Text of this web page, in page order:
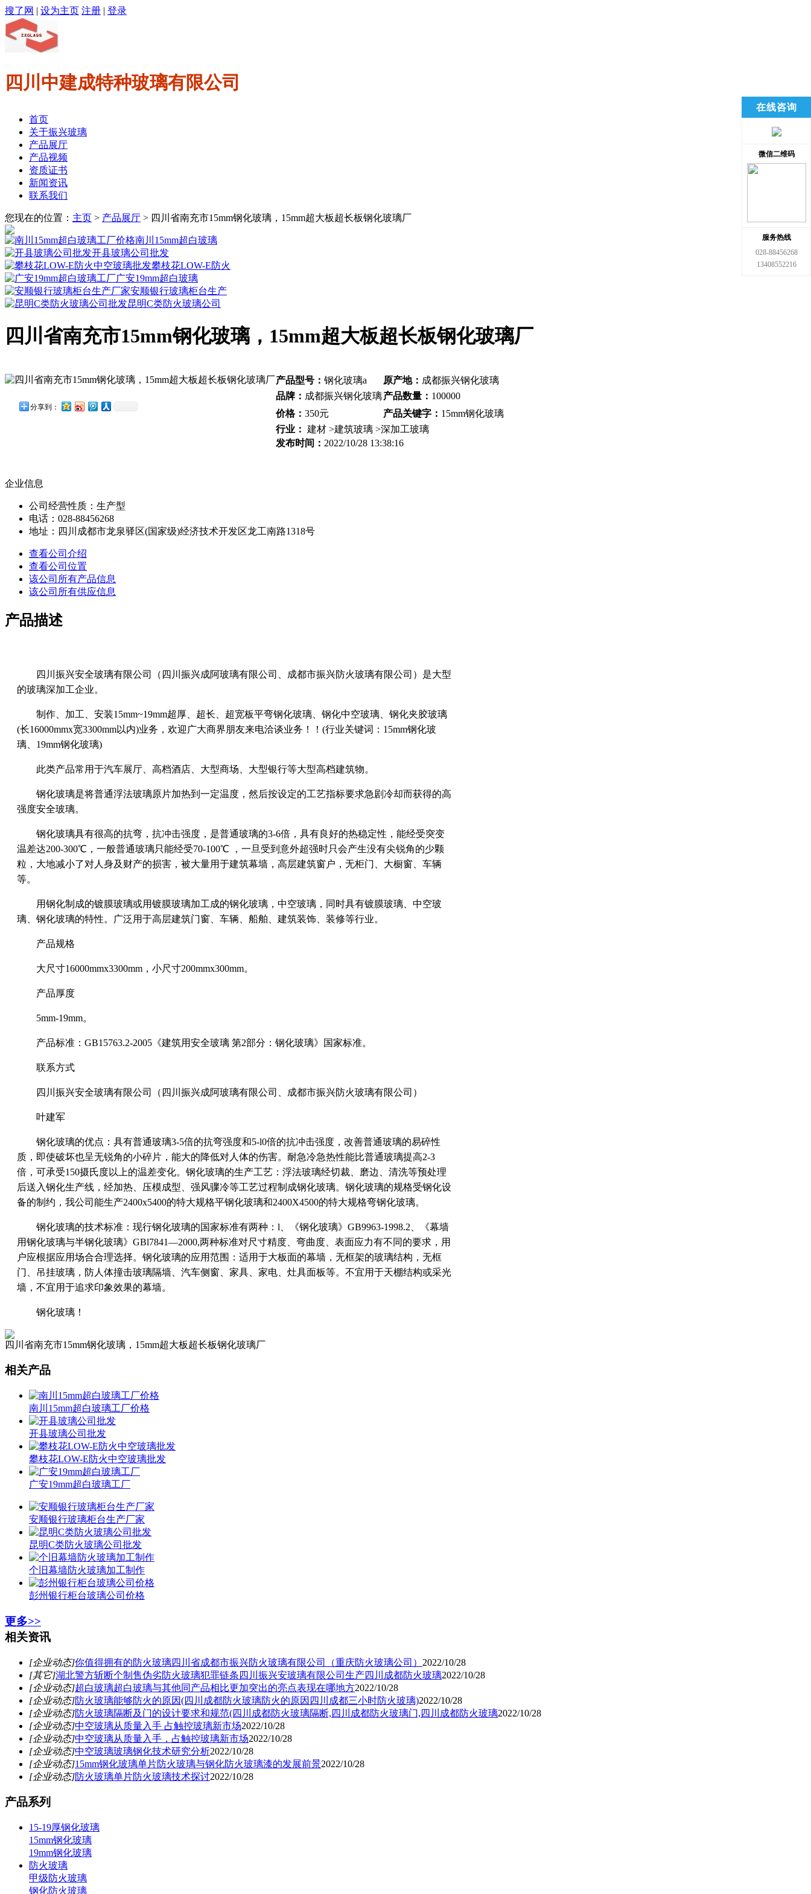
搜了网 | 设为主页 注册 | 登录
四川中建成特种玻璃有限公司
首页
关于振兴玻璃
产品展厅
产品视频
资质证书
新闻资讯
联系我们
您现在的位置： 主页 > 产品展厅 > 四川省南充市15mm钢化玻璃，15mm超大板超长板钢化玻璃厂
南川15mm超白玻璃
开县玻璃公司批发
攀枝花LOW-E防火
广安19mm超白玻璃
安顺银行玻璃柜台生产
昆明C类防火玻璃公司
四川省南充市15mm钢化玻璃，15mm超大板超长板钢化玻璃厂
分享到：
产品型号： 钢化玻璃a 原产地： 成都振兴钢化玻璃
品牌： 成都振兴钢化玻璃产品数量： 100000
价格： 350元 产品关键字： 15mm钢化玻璃
行业： 建材 >建筑玻璃 >深加工玻璃
发布时间： 2022/10/28 13:38:16
企业信息
公司经营性质：生产型
电话：028-88456268
地址：四川成都市龙泉驿区(国家级)经济技术开发区龙工南路1318号
查看公司介绍
查看公司位置
该公司所有产品信息
该公司所有供应信息
产品描述
四川振兴安全玻璃有限公司（四川振兴成阿玻璃有限公司、成都市振兴防火玻璃有限公司）是大型
的玻璃深加工企业。
制作、加工、安装15mm~19mm超厚、超长、超宽板平弯钢化玻璃、钢化中空玻璃、钢化夹胶玻璃
(长16000mmx宽3300mm以内)业务，欢迎广大商界朋友来电洽谈业务！！(行业关键词：15mm钢化玻
璃、19mm钢化玻璃)
此类产品常用于汽车展厅、高档酒店、大型商场、大型银行等大型高档建筑物。
钢化玻璃是将普通浮法玻璃原片加热到一定温度，然后按设定的工艺指标要求急剧冷却而获得的高
强度安全玻璃。
钢化玻璃具有很高的抗弯，抗冲击强度，是普通玻璃的3-6倍，具有良好的热稳定性，能经受突变
温差达200-300℃，一般普通玻璃只能经受70-100℃ ，一旦受到意外超强时只会产生没有尖锐角的少颗
粒，大地减小了对人身及财产的损害，被大量用于建筑幕墙，高层建筑窗户，无柜门、大橱窗、车辆
等。
用钢化制成的镀膜玻璃或用镀膜玻璃加工成的钢化玻璃，中空玻璃，同时具有镀膜玻璃、中空玻
璃、钢化玻璃的特性。广泛用于高层建筑门窗、车辆、船舶、建筑装饰、装修等行业。
产品规格
大尺寸16000mmx3300mm，小尺寸200mmx300mm。
产品厚度
5mm-19mm。
产品标准：GB15763.2-2005《建筑用安全玻璃 第2部分：钢化玻璃》国家标准。
联系方式
四川振兴安全玻璃有限公司（四川振兴成阿玻璃有限公司、成都市振兴防火玻璃有限公司）
叶建军
钢化玻璃的优点：具有普通玻璃3-5倍的抗弯强度和5-l0倍的抗冲击强度，改善普通玻璃的易碎性
质，即使破坏也呈无锐角的小碎片，能大的降低对人体的伤害。耐急冷急热性能比普通玻璃提高2-3
倍，可承受150摄氏度以上的温差变化。钢化玻璃的生产工艺：浮法玻璃经切裁、磨边、清洗等预处理
后送入钢化生产线，经加热、压模成型、强风骤冷等工艺过程制成钢化玻璃。钢化玻璃的规格受钢化设
备的制约，我公司能生产2400x5400的特大规格平钢化玻璃和2400X4500的特大规格弯钢化玻璃。
钢化玻璃的技术标准：现行钢化玻璃的国家标准有两种：l、《钢化玻璃》GB9963-1998.2、《幕墙
用钢化玻璃与半钢化玻璃》GBl7841—2000,两种标准对尺寸精度、弯曲度、表面应力有不同的要求，用
户应根据应用场合合理选择。钢化玻璃的应用范围：适用于大板面的幕墙，无框架的玻璃结构，无框
门、吊挂玻璃，防人体撞击玻璃隔墙、汽车侧窗、家具、家电、灶具面板等。不宜用于天棚结构或采光
墙，不宜用于追求印象效果的幕墙。
钢化玻璃！
四川省南充市15mm钢化玻璃，15mm超大板超长板钢化玻璃厂
相关产品
南川15mm超白玻璃工厂价格
开县玻璃公司批发
攀枝花LOW-E防火中空玻璃批发
广安19mm超白玻璃工厂
安顺银行玻璃柜台生产厂家
昆明C类防火玻璃公司批发
个旧幕墙防火玻璃加工制作
彭州银行柜台玻璃公司价格
更多>>
相关资讯
[企业动态]你值得拥有的防火玻璃四川省成都市振兴防火玻璃有限公司（重庆防火玻璃公司） 2022/10/28
[其它]湖北警方斩断个制售伪劣防火玻璃犯罪链条四川振兴安玻璃有限公司生产四川成都防火玻璃2022/10/28
[企业动态]超白玻璃超白玻璃与其他同产品相比更加突出的亮点表现在哪地方2022/10/28
[企业动态]防火玻璃能够防火的原因(四川成都防火玻璃防火的原因四川成都三小时防火玻璃)2022/10/28
[企业动态]防火玻璃隔断及门的设计要求和规范(四川成都防火玻璃隔断,四川成都防火玻璃门,四川成都防火玻璃2022/10/28
[企业动态]中空玻璃从质量入手 占触控玻璃新市场2022/10/28
[企业动态]中空玻璃从质量入手，占触控玻璃新市场2022/10/28
[企业动态]中空玻璃玻璃钢化技术研究分析2022/10/28
[企业动态]15mm钢化玻璃单片防火玻璃与钢化防火玻璃漆的发展前景2022/10/28
[企业动态]防火玻璃单片防火玻璃技术探讨2022/10/28
产品系列
15-19厚钢化玻璃
15mm钢化玻璃
19mm钢化玻璃
防火玻璃
甲级防火玻璃
钢化防火玻璃
在线咨询
微信二维码
服务热线
028-88456268
13408552216